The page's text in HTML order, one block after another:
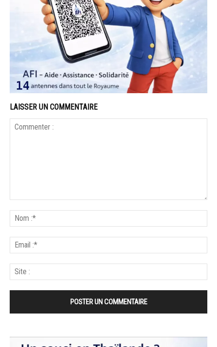
LAISSER UN COMMENTAIRE